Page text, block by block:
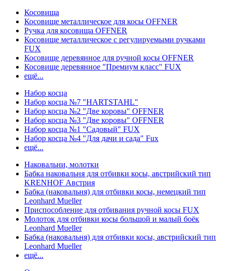
Косовища
Косовище металлическое для косы OFFNER
Ручка для косовища OFFNER
Косовище металлическое с регулируемыми ручками
FUX
Косовище деревянное для ручной косы OFFNER
Косовище деревянное "Премиум класс" FUX
ещё...
Набор косца
Набор косца №7 "HARTSTAHL"
Набор косца №2 "Две коровы" OFFNER
Набор косца №3 "Две коровы" OFFNER
Набор косца №1 "Садовый" FUX
Набор косца №4 "Для дачи и сада" Fux
ещё...
Наковальни, молотки
Бабка наковальня для отбивки косы, австрийский тип
KRENHOF Австрия
Бабка (наковальня) для отбивки косы, немецкий тип
Leonhard Mueller
Приспособление для отбивания ручной косы FUX
Молоток для отбивки косы большой и малый боёк
Leonhard Mueller
Бабка (наковальня) для отбивки косы, австрийский тип
Leonhard Mueller
ещё...